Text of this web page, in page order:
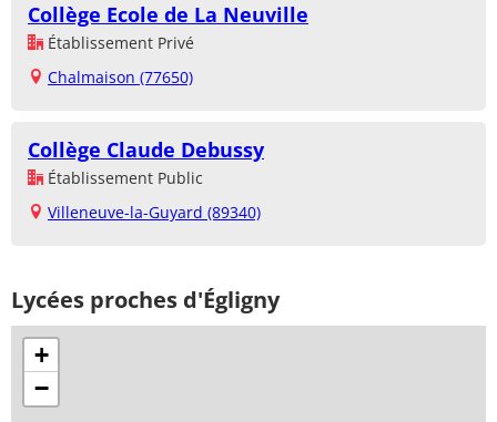
Collège Ecole de La Neuville
Établissement Privé
Chalmaison (77650)
Collège Claude Debussy
Établissement Public
Villeneuve-la-Guyard (89340)
Lycées proches d'Égligny
+
−